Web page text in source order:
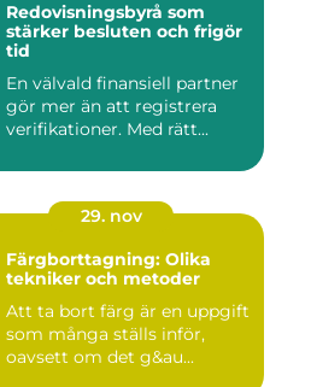
Redovisningsbyrå som
stärker besluten och frigör
tid
En välvald finansiell partner
gör mer än att registrera
verifikationer. Med rätt...
29. nov
Färgborttagning: Olika
tekniker och metoder
Att ta bort färg är en uppgift
som många ställs inför,
oavsett om det g&au...